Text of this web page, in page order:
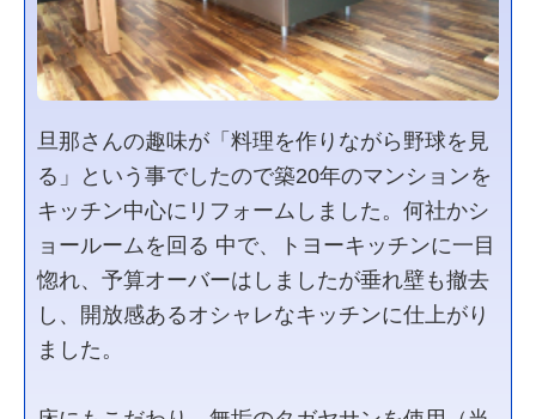
旦那さんの趣味が「料理を作りながら野球を見
る」という事でしたので築20年のマンションを
キッチン中心にリフォームしました。何社かシ
ョールームを回る 中で、トヨーキッチンに一目
惚れ、予算オーバーはしましたが垂れ壁も撤去
し、開放感あるオシャレなキッチンに仕上がり
ました。